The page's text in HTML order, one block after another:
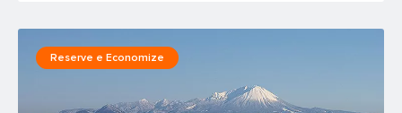
Reserve e Economize